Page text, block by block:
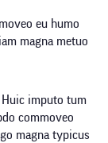
eu humo
magna metuo
imputo tum
commoveo
magna typicus